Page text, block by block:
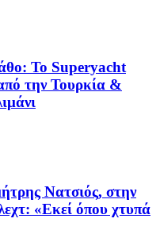
Το Superyacht
την Τουρκία &
Νατσιός, στην
«Εκεί όπου χτυπά